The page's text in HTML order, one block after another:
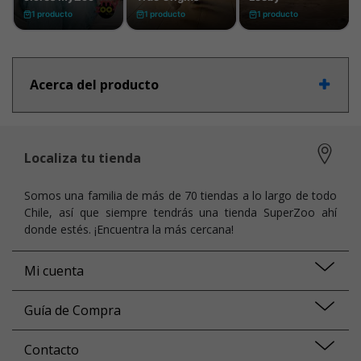
Acerca del producto
Localiza tu tienda
Somos una familia de más de 70 tiendas a lo largo de todo
Chile, así que siempre tendrás una tienda SuperZoo ahí
donde estés. ¡Encuentra la más cercana!
Mi cuenta
Guía de Compra
Contacto